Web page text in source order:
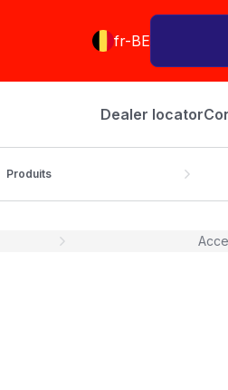
fr-BE
Dealer locator
Produits